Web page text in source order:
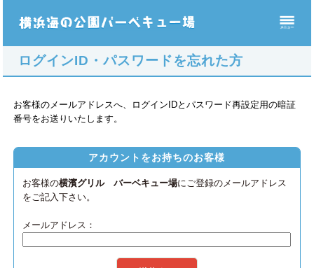
ログインID・パスワードを忘れた方
お客様のメールアドレスへ、ログインIDとパスワード再設定用の暗証
番号をお送りいたします。
アカウントをお持ちのお客様
お客様の横濱グリル バーベキュー場にご登録のメールアドレス
をご記入下さい。
メールアドレス：